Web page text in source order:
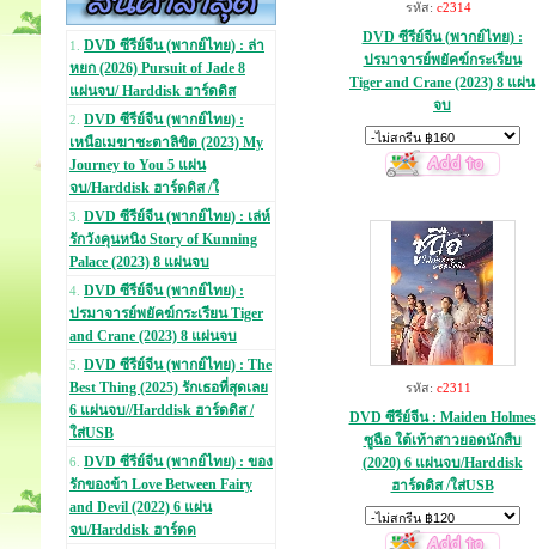
1. DVD ซีรีย์จีน (พากย์ไทย) : ล่า
หยก (2026) Pursuit of Jade 8
แผ่นจบ/ Harddisk ฮาร์ดดิส
2. DVD ซีรีย์จีน (พากย์ไทย) :
เหนือเมฆาชะตาลิขิต (2023) My
Journey to You 5 แผ่น
จบ/Harddisk ฮาร์ดดิส /ใ
3. DVD ซีรีย์จีน (พากย์ไทย) : เล่ห์
รักวังคุนหนิง Story of Kunning
Palace (2023) 8 แผ่นจบ
4. DVD ซีรีย์จีน (พากย์ไทย) :
ปรมาจารย์พยัคฆ์กระเรียน Tiger
and Crane (2023) 8 แผ่นจบ
5. DVD ซีรีย์จีน (พากย์ไทย) : The
Best Thing (2025) รักเธอที่สุดเลย
6 แผ่นจบ//Harddisk ฮาร์ดดิส /
ใส่USB
6. DVD ซีรีย์จีน (พากย์ไทย) : ของ
รักของข้า Love Between Fairy
and Devil (2022) 6 แผ่น
จบ/Harddisk ฮาร์ดด
รหัส: c2314
DVD ซีรีย์จีน (พากย์ไทย) :
ปรมาจารย์พยัคฆ์กระเรียน
Tiger and Crane (2023) 8 แผ่น
จบ
รหัส: c2311
DVD ซีรีย์จีน : Maiden Holmes
ซูฉือ ใต้เท้าสาวยอดนักสืบ
(2020) 6 แผ่นจบ/Harddisk
ฮาร์ดดิส /ใส่USB